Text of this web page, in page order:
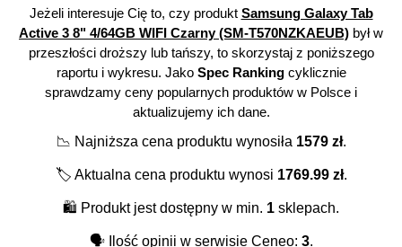
Jeżeli interesuje Cię to, czy produkt Samsung Galaxy Tab
Active 3 8" 4/64GB WIFI Czarny (SM-T570NZKAEUB) był w
przeszłości droższy lub tańszy, to skorzystaj z poniższego
raportu i wykresu. Jako Spec Rankingcyklicznie
sprawdzamy ceny popularnych produktów w Polsce i
aktualizujemy ich dane.
📉 Najniższa cena produktu wynosiła 1579zł.
🏷️ Aktualna cena produktu wynosi 1769.99zł.
🛍️ Produkt jest dostępny w min. 1 sklepach.
🗣️Ilość opinii w serwisie Ceneo: 3.